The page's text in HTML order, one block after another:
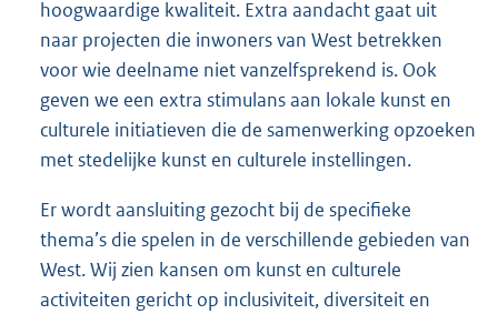
hoogwaardige kwaliteit. Extra aandacht gaat uit
naar projecten die inwoners van West betrekken
voor wie deelname niet vanzelfsprekend is. Ook
geven we een extra stimulans aan lokale kunst en
culturele initiatieven die de samenwerking opzoeken
met stedelijke kunst en culturele instellingen.
Er wordt aansluiting gezocht bij de specifieke
thema’s die spelen in de verschillende gebieden van
West. Wij zien kansen om kunst en culturele
activiteiten gericht op inclusiviteit, diversiteit en